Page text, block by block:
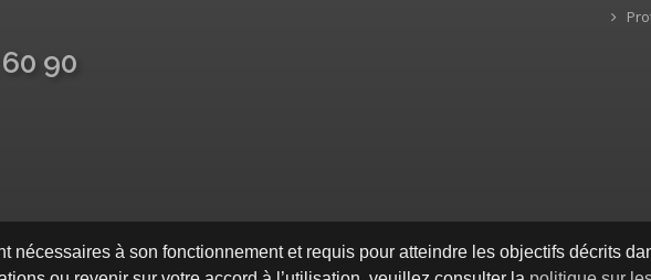
nécessaires à son fonctionnement et requis pour atteindre les objectifs décrits
60 90